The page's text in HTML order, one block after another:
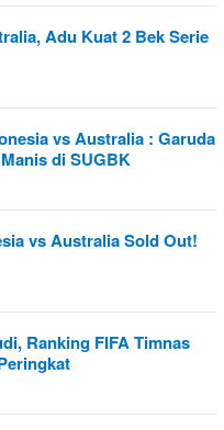
Adu Kuat 2 Bek Serie
vs Australia : Garuda
di SUGBK
vs Australia Sold Out!
Ranking FIFA Timnas